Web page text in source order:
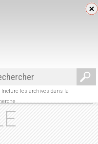
Inclure les archives dans la